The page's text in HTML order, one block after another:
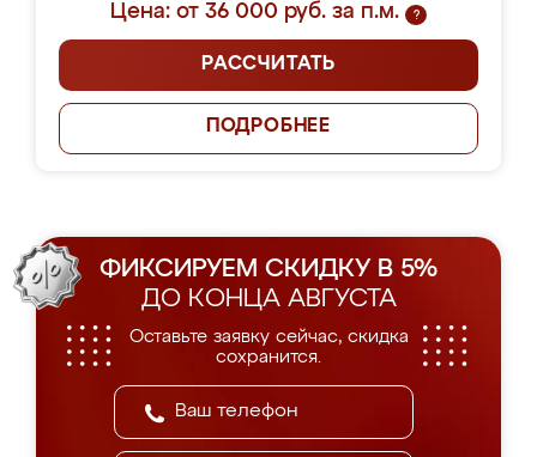
Цена: от 36 000 руб. за п.м.
?
РАССЧИТАТЬ
ПОДРОБНЕЕ
ФИКСИРУЕМ СКИДКУ В 5%
ДО КОНЦА АВГУСТА
Оставьте заявку сейчас, скидка
сохранится.